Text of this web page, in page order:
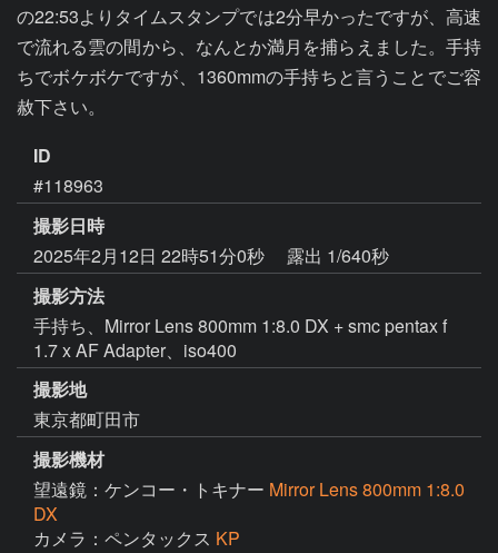
の22:53よりタイムスタンプでは2分早かったですが、高速
で流れる雲の間から、なんとか満月を捕らえました。手持
ちでボケボケですが、1360mmの手持ちと言うことでご容
赦下さい。
ID
#118963
撮影日時
2025年2月12日 22時51分0秒
露出 1/640秒
撮影方法
手持ち、Mirror Lens 800mm 1:8.0 DX + smc pentax f
1.7 x AF Adapter、iso400
撮影地
東京都町田市
撮影機材
望遠鏡：ケンコー・トキナー Mirror Lens 800mm 1:8.0
DX
カメラ：ペンタックス KP